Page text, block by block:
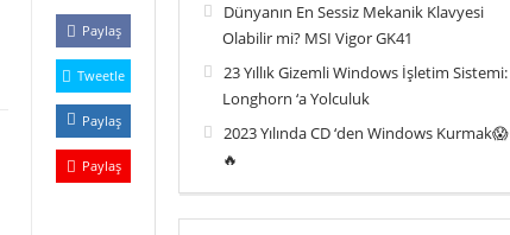
Paylaş
Tweetle
Paylaş
Paylaş
Dünyanın En Sessiz Mekanik Klavyesi
Olabilir mi? MSI Vigor GK41
23 Yıllık Gizemli Windows İşletim Sistemi:
Longhorn ‘a Yolculuk
2023 Yılında CD ‘den Windows Kurmak😱
🔥